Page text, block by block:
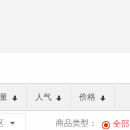
人气 价格
商品类型： 全部